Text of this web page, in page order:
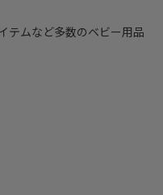
テムなど多数のベビー用品